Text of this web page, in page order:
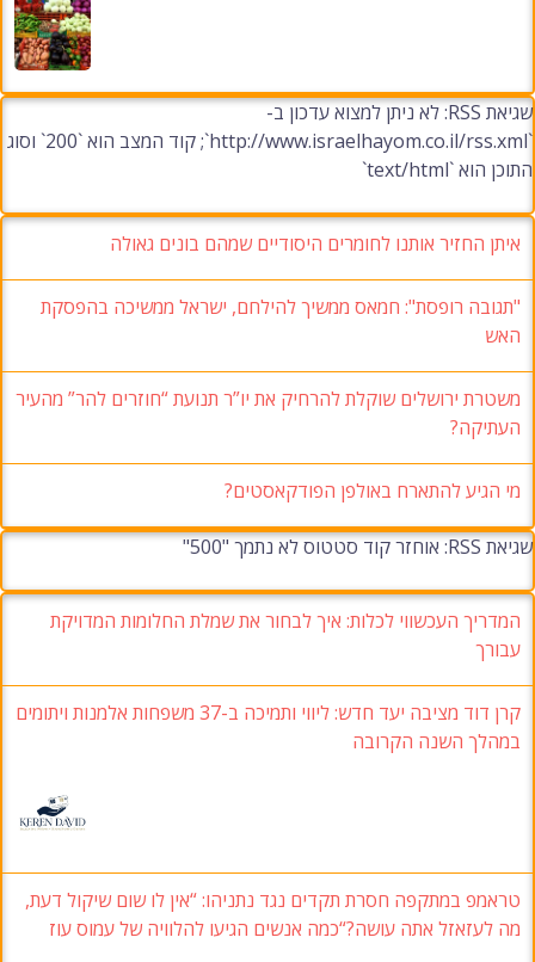
שגיאת RSS: לא ניתן למצוא עדכון ב-
`http://www.israelhayom.co.il/rss.xml`; קוד המצב הוא `200` וסוג
התוכן הוא `text/html`
איתן החזיר אותנו לחומרים היסודיים שמהם בונים גאולה
"תגובה רופסת": חמאס ממשיך להילחם, ישראל ממשיכה בהפסקת
האש
משטרת ירושלים שוקלת להרחיק את יו”ר תנועת “חוזרים להר” מהעיר
העתיקה?
מי הגיע להתארח באולפן הפודקאסטים?
שגיאת RSS: אוחזר קוד סטטוס לא נתמך "500"
המדריך העכשווי לכלות: איך לבחור את שמלת החלומות המדויקת
עבורך
קרן דוד מציבה יעד חדש: ליווי ותמיכה ב-37 משפחות אלמנות ויתומים
במהלך השנה הקרובה
טראמפ במתקפה חסרת תקדים נגד נתניהו: “אין לו שום שיקול דעת,
מה לעזאזל אתה עושה?“כמה אנשים הגיעו להלוויה של עמוס עוז